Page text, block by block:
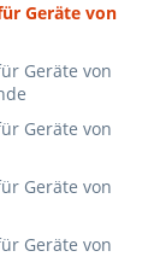
Geräte von
Geräte von
Geräte von
Geräte von
Geräte von